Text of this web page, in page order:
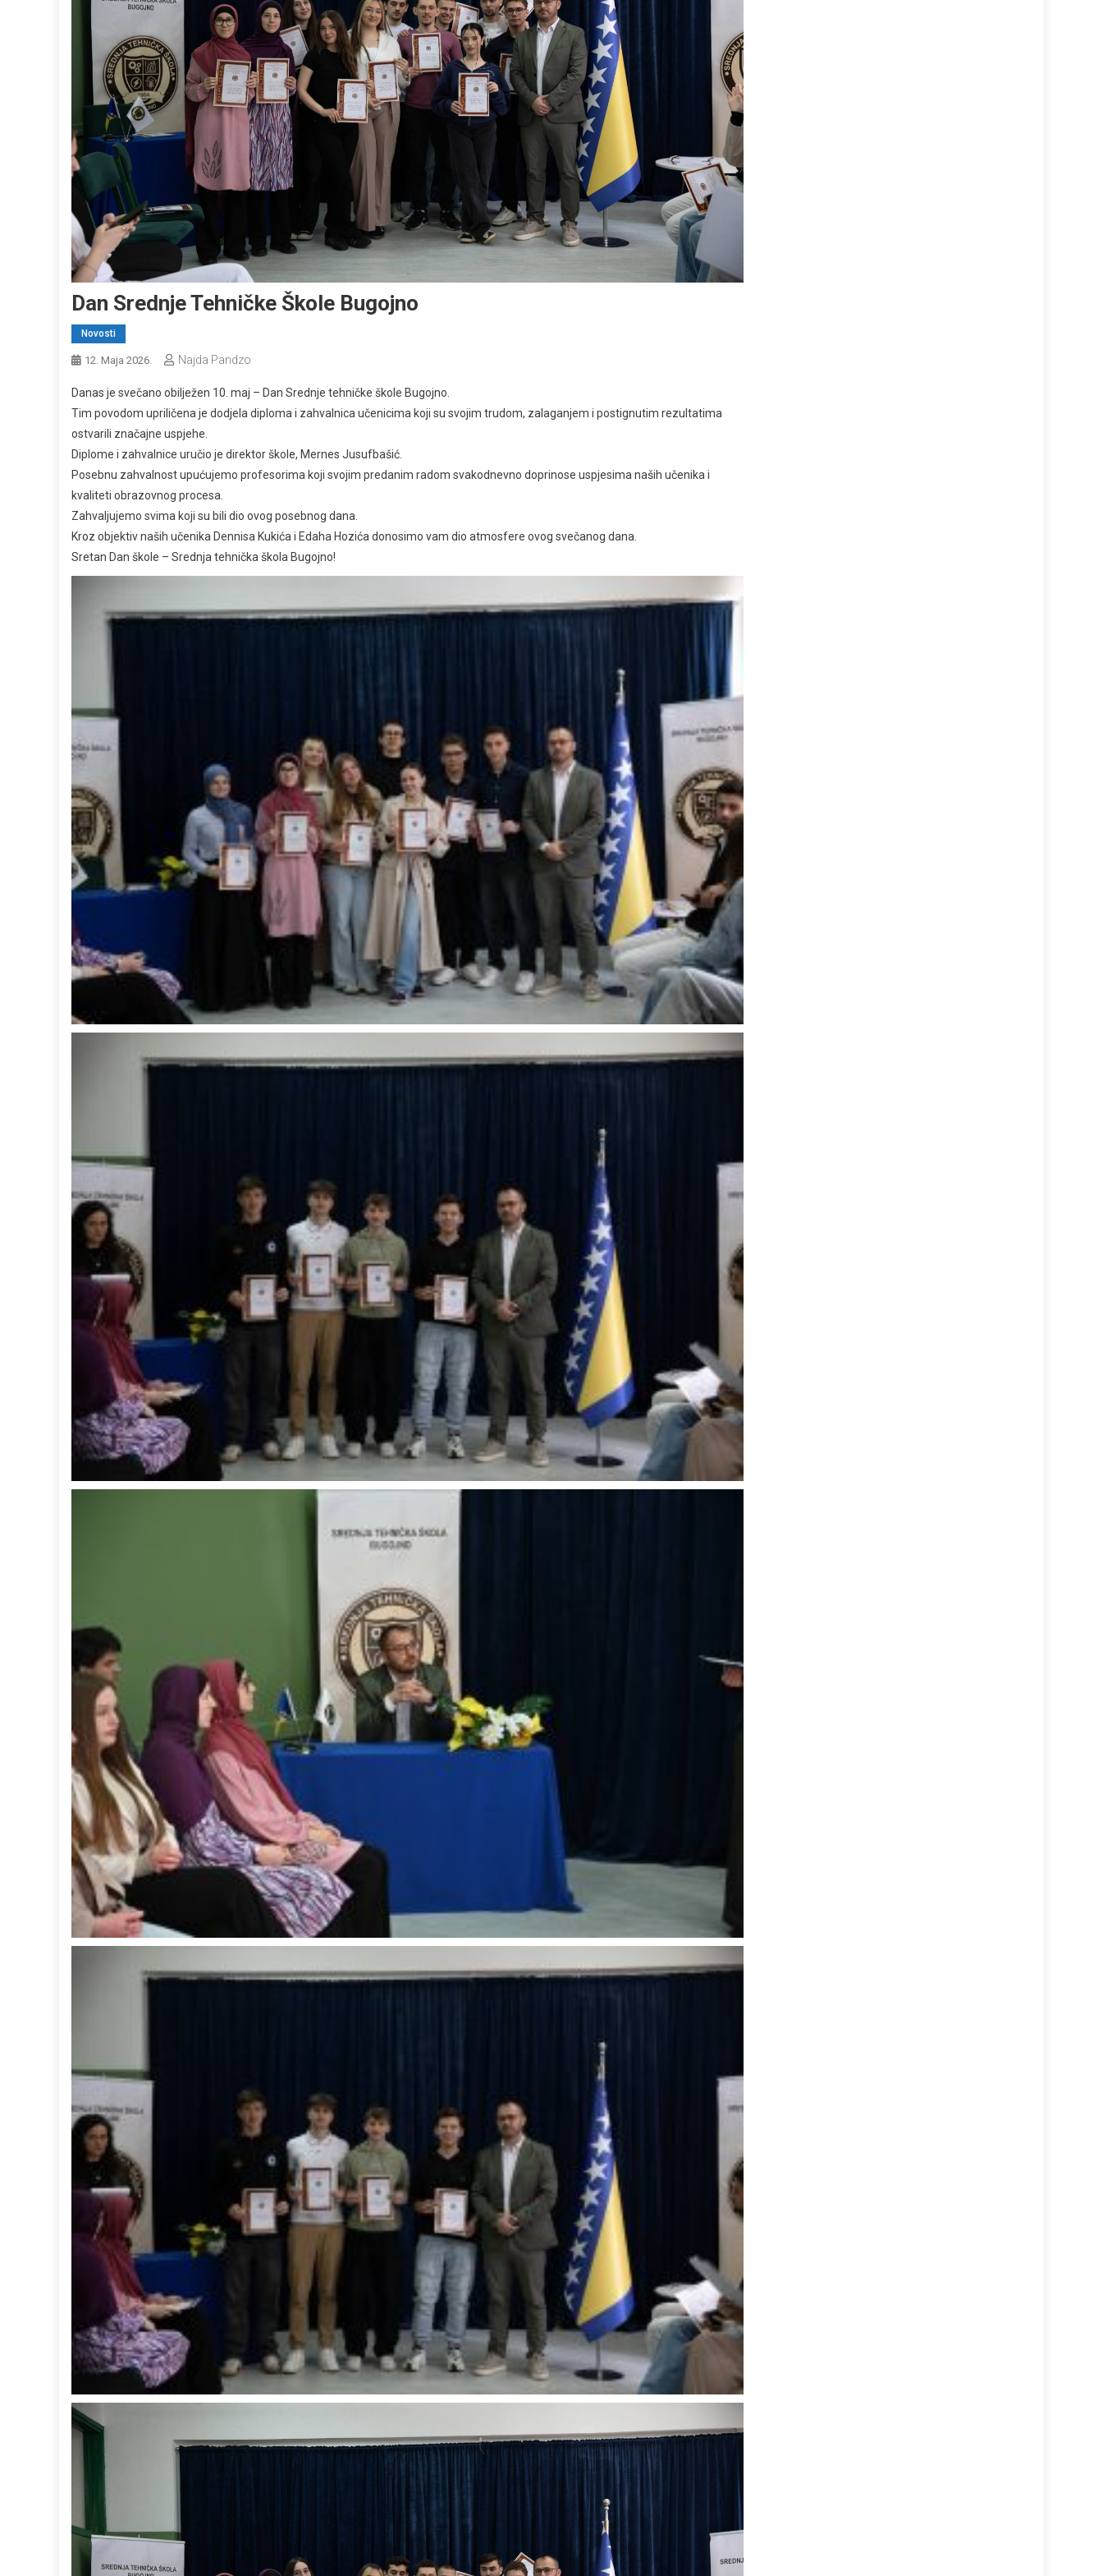
Dan Srednje Tehničke Škole Bugojno
Novosti
12. Maja 2026. Najda Pandzo
Danas je svečano obilježen 10. maj – Dan Srednje tehničke škole Bugojno.
Tim povodom upriličena je dodjela diploma i zahvalnica učenicima koji su svojim trudom, zalaganjem i postignutim rezultatima
ostvarili značajne uspjehe.
Diplome i zahvalnice uručio je direktor škole, Mernes Jusufbašić.
Posebnu zahvalnost upućujemo profesorima koji svojim predanim radom svakodnevno doprinose uspjesima naših učenika i
kvaliteti obrazovnog procesa.
Zahvaljujemo svima koji su bili dio ovog posebnog dana.
Kroz objektiv naših učenika Dennisa Kukića i Edaha Hozića donosimo vam dio atmosfere ovog svečanog dana.
Sretan Dan škole – Srednja tehnička škola Bugojno!